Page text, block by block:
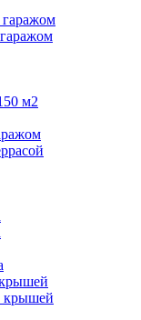
гаражом
м2
крышей
крышей